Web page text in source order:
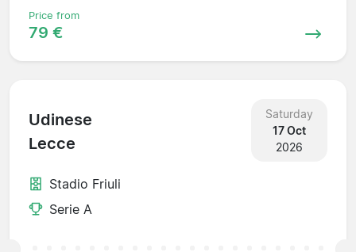
Price from
79 €
Udinese
Lecce
Saturday
17 Oct
2026
Stadio Friuli
Serie A